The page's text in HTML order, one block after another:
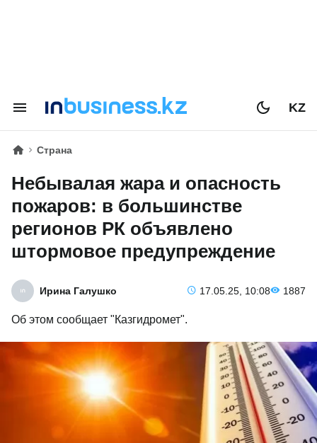
KZ
Страна
Небывалая жара и опасность
пожаров: в большинстве
регионов РК объявлено
штормовое предупреждение
Ирина Галушко 17.05.25, 10:08 1887
Об этом сообщает "Казгидромет".